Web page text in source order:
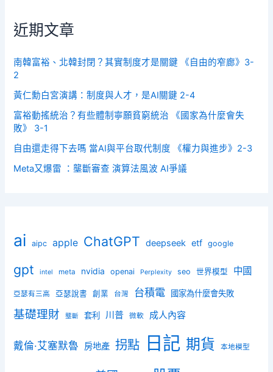
近期文章
南韓富裕、北韓封閉？其實制度才是關鍵 《自由的窄廊》3-
2
黃仁勳白宮演講：制度與人才，是AI關鍵 2-4
富裕動搖統治？有些體制寧願貧窮統治 《國家為什麼會失
敗》 3-1
自由還走得下去嗎 當AI與平台取代制度 《權力與進步》2-3
Meta又爆雷 ：壟斷審查 演算法風波 AI爭議
ai aipc apple ChatGPT deepseek etf google
gpt intel meta nvidia openai Perplexity seo 世界模型 中國
亞瑟有三高 亞瑟說書 創業 台灣 台積電 國家為什麼會失敗
基礎理財 壟斷 套利 川普 微軟 成人內容
戴倫·艾塞默魯 房地產 拐點 日記 期貨 本地模型